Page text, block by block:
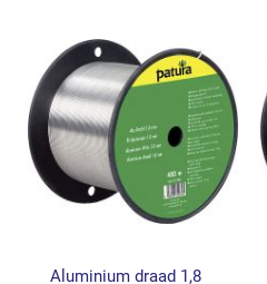
Aluminium draad 1,8